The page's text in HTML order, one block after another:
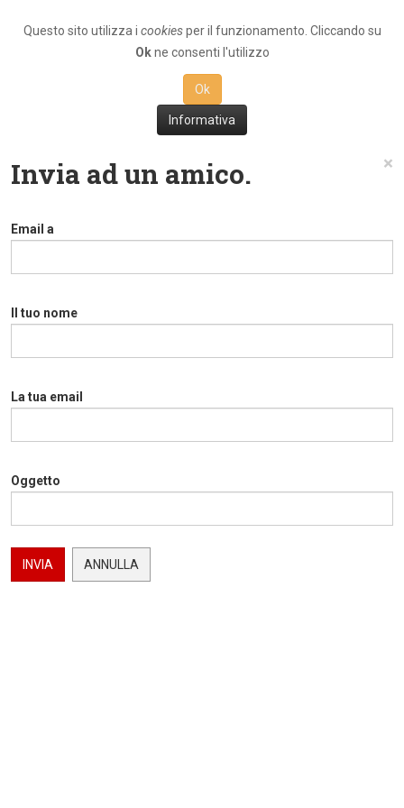
Questo sito utilizza i cookiesper il funzionamento. Cliccando su
Okne consenti l'utilizzo
Ok
Informativa
Invia ad un amico. ×
Email a
Il tuo nome
La tua email
Oggetto
INVIA ANNULLA